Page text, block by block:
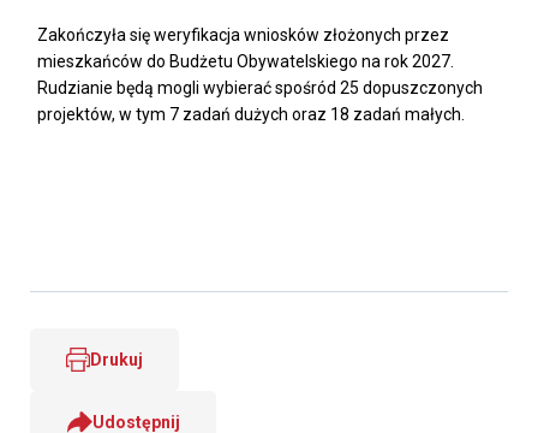
Zakończyła się weryfikacja wniosków złożonych przez
mieszkańców do Budżetu Obywatelskiego na rok 2027.
Rudzianie będą mogli wybierać spośród 25 dopuszczonych
projektów, w tym 7 zadań dużych oraz 18 zadań małych.
Drukuj
Udostępnij